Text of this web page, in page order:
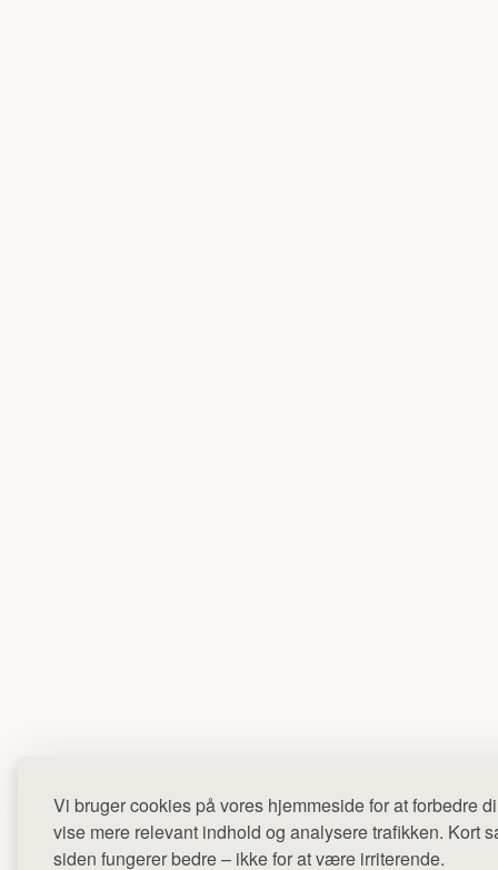
Vi bruger cookies på vores hjemmeside for at forbedre
vise mere relevant indhold og analysere trafikken. Kort
siden fungerer bedre – ikke for at være irriterende.